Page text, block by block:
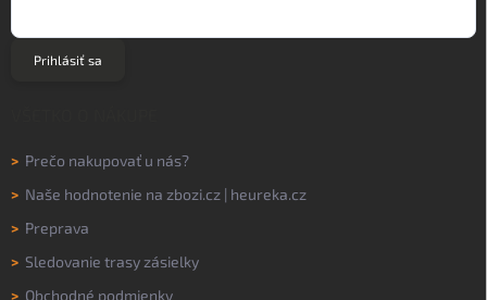
Prihlásiť sa
> Prečo nakupovať u nás?
> Naše hodnotenie na zbozi.cz | heureka.cz
> Preprava
> Sledovanie trasy zásielky
> Obchodné podmienky